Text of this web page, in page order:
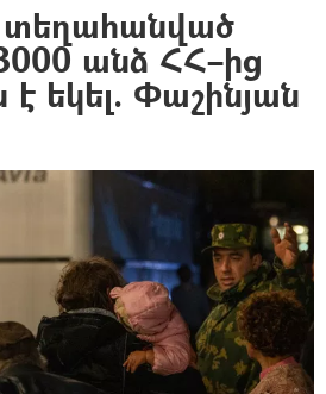
տեղահանված
անձ ՀՀ–ից
է եկել. Փաշինյան